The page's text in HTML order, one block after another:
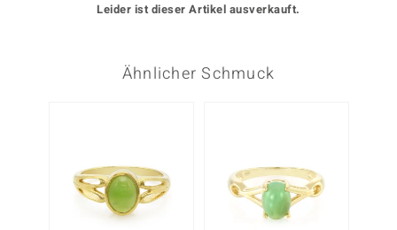
Leider ist dieser Artikel ausverkauft.
Ähnlicher Schmuck